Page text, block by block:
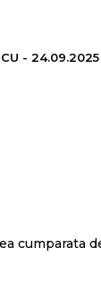
-
cumparata